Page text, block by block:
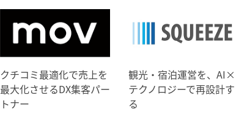
クチコミ最適化で売上を
最大化させるDX集客パー
トナー
観光・宿泊運営を、AI×
テクノロジーで再設計す
る